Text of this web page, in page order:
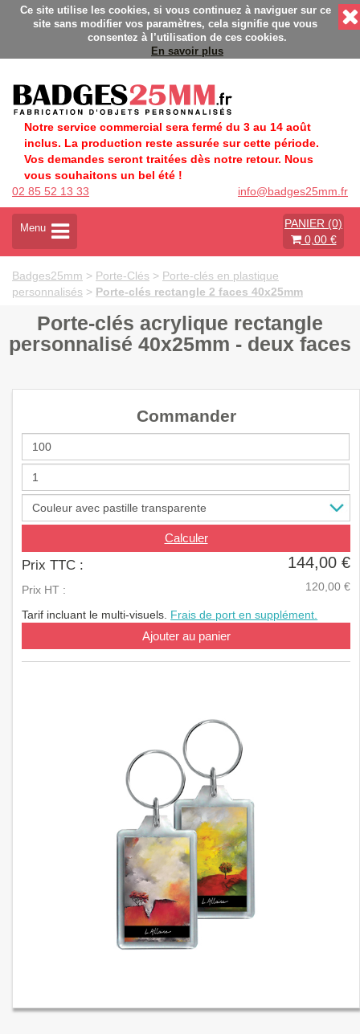
- Fabrication Française éco-responsable - Délais rapides
Ce site utilise les cookies, si vous continuez à naviguer sur ce
site sans modifier vos paramètres, cela signifie que vous
consentez à l’utilisation de ces cookies.
En savoir plus
Notre service commercial sera fermé du 3 au 14 août
inclus. La production reste assurée sur cette période.
Vos demandes seront traitées dès notre retour. Nous
vous souhaitons un bel été !
02 85 52 13 33
info@badges25mm.fr
A
t
v
e
a
Menu
PANIER (0)
0,00 €
Badges25mm > Porte-Clés > Porte-clés en plastique
personnalisés > Porte-clés rectangle 2 faces 40x25mm
Porte-clés acrylique rectangle
personnalisé 40x25mm - deux faces
Commander
Calculer
Prix TTC : 144,00 €
Prix HT : 120,00 €
Tarif incluant le multi-visuels. Frais de port en supplément.
Ajouter au panier